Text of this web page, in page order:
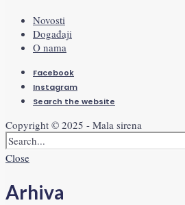
Novosti
Događaji
O nama
Facebook
Instagram
Search the website
Copyright © 2025 - Mala sirena
Close
Arhiva